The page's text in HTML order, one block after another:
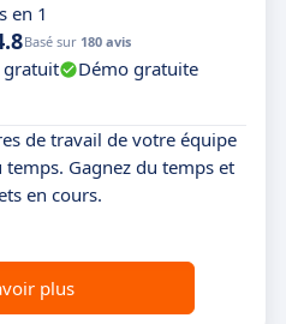
en 1
Basé sur 180 avis
gratuit
Démo gratuite
de travail de votre équipe
Gagnez du temps et
en cours.
plus